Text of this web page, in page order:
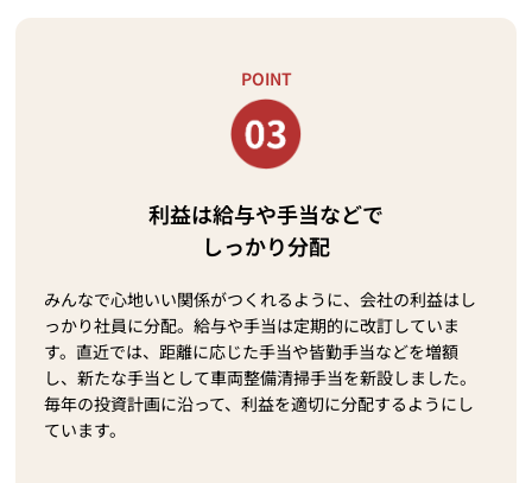
POINT
利益は給与や手当などで
しっかり分配
みんなで心地いい関係がつくれるように、会社の利益はし
っかり社員に分配。給与や手当は定期的に改訂していま
す。直近では、距離に応じた手当や皆勤手当などを増額
し、新たな手当として車両整備清掃手当を新設しました。
毎年の投資計画に沿って、利益を適切に分配するようにし
ています。